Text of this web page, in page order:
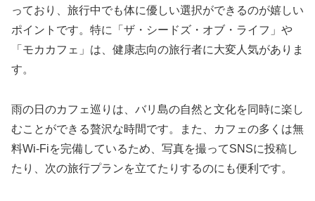
っており、旅行中でも体に優しい選択ができるのが嬉しい
ポイントです。特に「ザ・シードズ・オブ・ライフ」や
「モカカフェ」は、健康志向の旅行者に大変人気がありま
す。
雨の日のカフェ巡りは、バリ島の自然と文化を同時に楽し
むことができる贅沢な時間です。また、カフェの多くは無
料Wi-Fiを完備しているため、写真を撮ってSNSに投稿し
たり、次の旅行プランを立てたりするのにも便利です。